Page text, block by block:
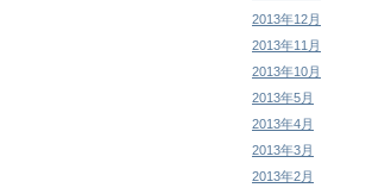
2013年12月
2013年11月
2013年10月
2013年5月
2013年4月
2013年3月
2013年2月